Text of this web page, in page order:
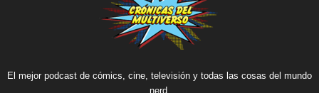
El mejor podcast de cómics, cine, televisión y todas las cosas del mundo
nerd.